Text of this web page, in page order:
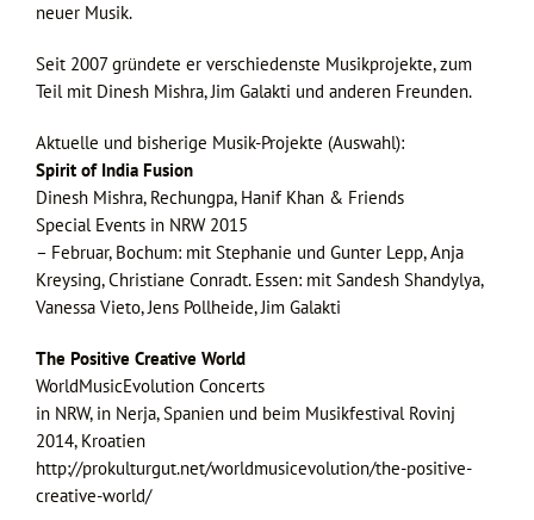
neuer Musik.
Seit 2007 gründete er verschiedenste Musikprojekte, zum
Teil mit Dinesh Mishra, Jim Galakti und anderen Freunden.
Aktuelle und bisherige Musik-Projekte (Auswahl):
Spirit of India Fusion
Dinesh Mishra, Rechungpa, Hanif Khan & Friends
Special Events in NRW 2015
– Februar, Bochum: mit Stephanie und Gunter Lepp, Anja
Kreysing, Christiane Conradt. Essen: mit Sandesh Shandylya,
Vanessa Vieto, Jens Pollheide, Jim Galakti
The Positive Creative World
WorldMusicEvolution Concerts
in NRW, in Nerja, Spanien und beim Musikfestival Rovinj
2014, Kroatien
http://prokulturgut.net/worldmusicevolution/the-positive-
creative-world/